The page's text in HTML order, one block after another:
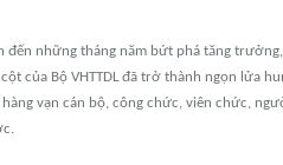
đến những tháng năm bứt phá tăng
của Bộ VHTTDL đã trở thành ngọn lửa
vạn cán bộ, công chức, viên chức,